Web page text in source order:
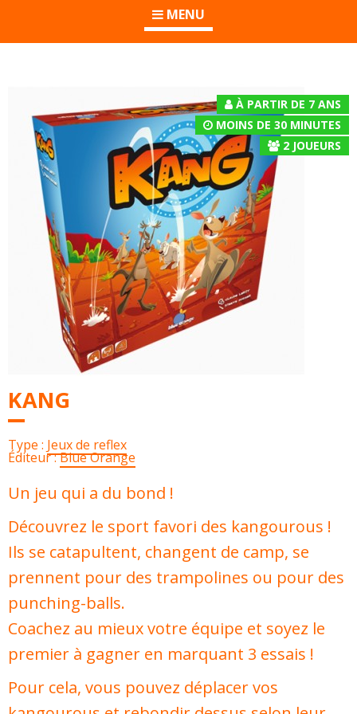
MENU
À PARTIR DE 7 ANS
MOINS DE 30 MINUTES
2 JOUEURS
KANG
Type : Jeux de reflex
Éditeur :Blue Orange
Un jeu qui a du bond !
Découvrez le sport favori des kangourous !
Ils se catapultent, changent de camp, se
prennent pour des trampolines ou pour des
punching-balls.
Coachez au mieux votre équipe et soyez le
premier à gagner en marquant 3 essais !
Pour cela, vous pouvez déplacer vos